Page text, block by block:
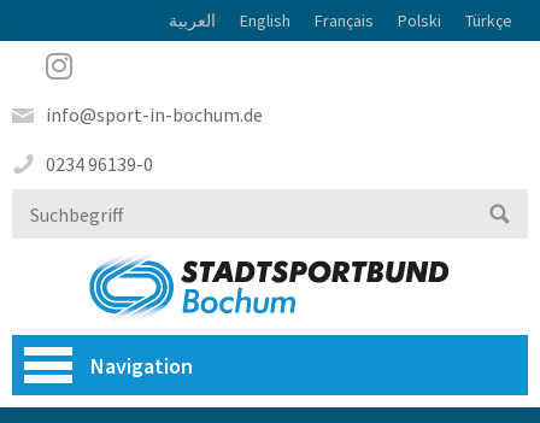
العربية English Français Polski Türkçe
info@sport-in-bochum.de
0234 96139-0
Navigation